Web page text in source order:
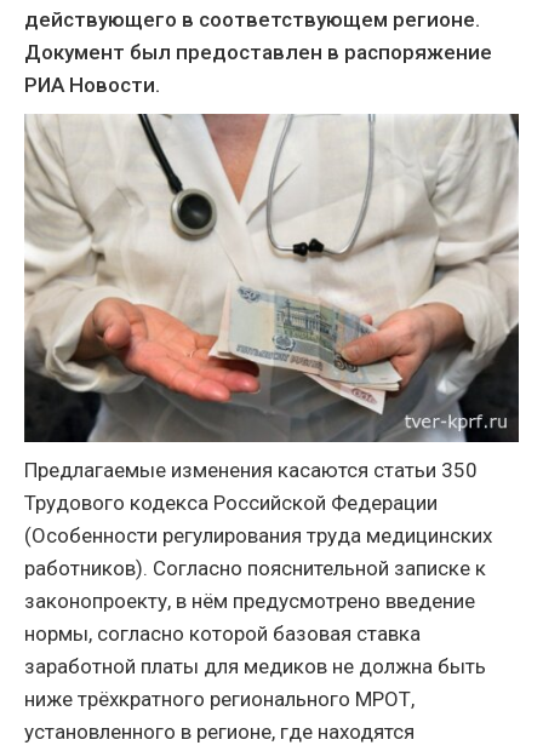
действующего в соответствующем регионе.
Документ был предоставлен в распоряжение
РИА Новости.
Предлагаемые изменения касаются статьи 350
Трудового кодекса Российской Федерации
(Особенности регулирования труда медицинских
работников). Согласно пояснительной записке к
законопроекту, в нём предусмотрено введение
нормы, согласно которой базовая ставка
заработной платы для медиков не должна быть
ниже трёхкратного регионального МРОТ,
установленного в регионе, где находятся